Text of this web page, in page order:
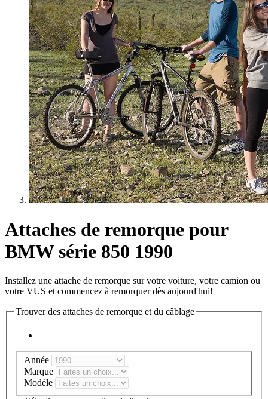
Attaches de remorque pour
BMW série 850 1990
Installez une attache de remorque sur votre voiture, votre camion ou
votre VUS et commencez à remorquer dès aujourd'hui!
Trouver des attaches de remorque et du câblage
Année
Marque
Modèle